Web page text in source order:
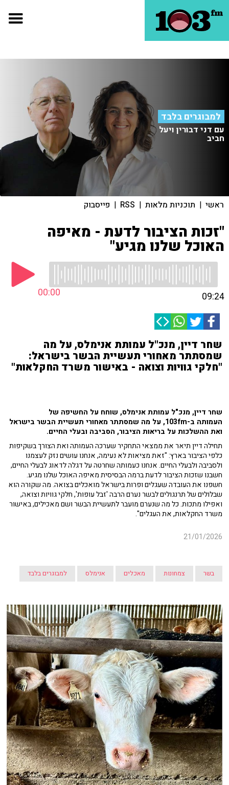
למבוגרים בלבד
עם דני דבורין ויעל
חביב
ראשי | תוכניות מלאות |
RSS
| פייסבוק
"זכות הציבור לדעת - מאיפה
האוכל שלנו מגיע"
00:00 09:24
שחר דיין, מנכ"ל עמותת אנימלס, על מה
שמסתתר מאחורי תעשיית הבשר בישראל:
"חלקי גוויות וצואה - באישור משרד החקלאות"
שחר דיין, מנכ"ל עמותת אנימלס, שוחח על החשיפה של
העמותה
ב-103fm, על מה שמסתתר מאחורי תעשיית הבשר בישראל
ואת ההשלכות על בריאות הציבור, הסביבה ובעלי החיים.
תחילה דיין תיאר את ממצאי התחקיר שערכה העמותה ואת הצורך בשקיפות
כלפי הציבור בארץ: "זאת מציאות לא נעימה, אנחנו עושים נזק לעצמנו
ולסביבה ולבעלי החיים. אנחנו כעמותה שחרטה על דגלה לדאוג לבעלי החיים,
חשבנו שזכות הציבור לדעת ברמה הבסיסית מאיפה האוכל שלנו מגיע.
חשפנו את העובדה שעגלים ופרות בישראל מואכלים בצואה. מה שקורה הוא
שבלולים של תרנגולים לבשר נערם הרבה 'זבל עופות', חלקי גוויות וצואה,
ואפילו מתכות. כל מה שנערם מועבר לתעשיית הבשר ושם מאכילים, באישור
משרד החקלאות, את העגלים".
21/01/2026
בשר צמחונות מאכלים אנימלס למבוגרים בלבד